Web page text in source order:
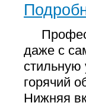
даже с
горячий
Нижняя